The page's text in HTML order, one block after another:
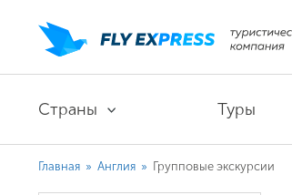
Страны Туры
Главная » Англия » Групповые экскурсии